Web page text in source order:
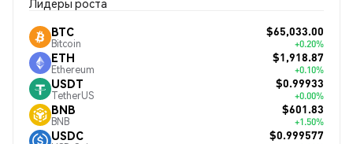
Лидеры роста
BTC
Bitcoin
$65,033.00
+0.20%
ETH
Ethereum
$1,918.87
+0.10%
USDT
TetherUS
$0.99933
+0.00%
BNB
BNB
$601.83
+1.50%
USDC $0.999577